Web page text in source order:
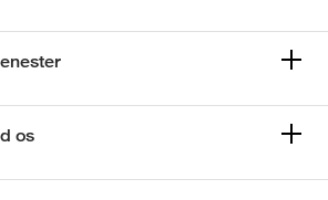
os